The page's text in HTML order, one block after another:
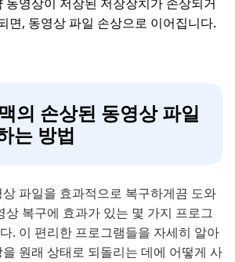
면, 동영상 파일 손상으로 이어집니다.
의 손상된 동영상 파일
는 방법
파일을 효과적으로 복구하게끔 도와
상 복구에 효과가 있는 몇 가지 프로그
. 이 편리한 프로그램들을 자세히 알아
원래 상태로 되돌리는 데에 어떻게 사